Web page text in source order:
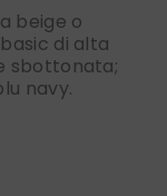
beige o
di alta
sbottonata;
navy.